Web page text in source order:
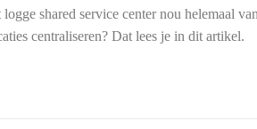
shared service center nou helemaal
centraliseren? Dat lees je in dit artikel.